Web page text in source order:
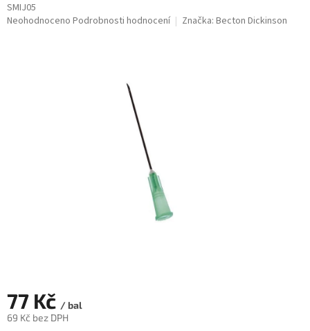
SMIJ05
Průměrné
Neohodnoceno Podrobnosti hodnocení Značka: Becton Dickinson
77 Kč / bal
69 Kč bez DPH